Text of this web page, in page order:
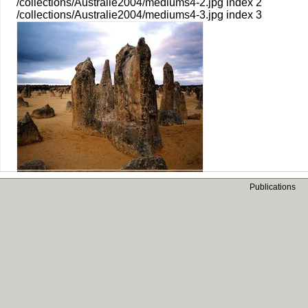
/collections/Australie2004/mediums4-2.jpg index 2
/collections/Australie2004/mediums4-3.jpg index 3
Publications